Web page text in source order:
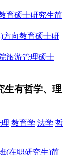
育硕士研究生简
方向教育硕士研
旅游管理硕士
生有哲学、理
教育学 法学 哲
(在职研究生)简